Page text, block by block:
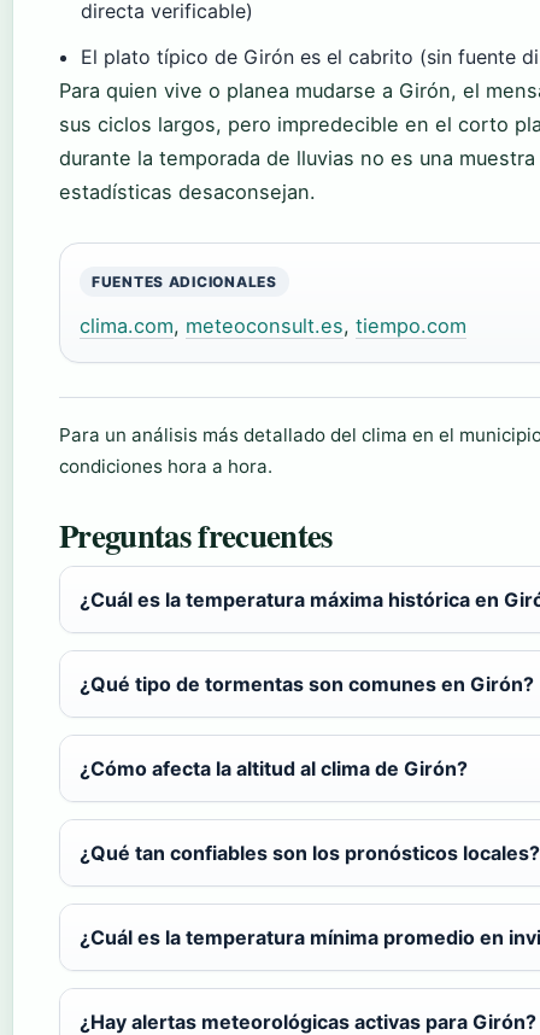
directa verificable)
El plato típico de Girón es el cabrito (sin fuente
Para quien vive o planea mudarse a Girón, el
sus ciclos largos, pero impredecible en el corto
durante la temporada de lluvias no es una
estadísticas desaconsejan.
FUENTES ADICIONALES
clima.com, meteoconsult.es, tiempo.com
Para un análisis más detallado del clima en el
condiciones hora a hora.
Preguntas frecuentes
¿Cuál es la temperatura máxima histórica en
¿Qué tipo de tormentas son comunes en Girón?
¿Cómo afecta la altitud al clima de Girón?
¿Qué tan confiables son los pronósticos locales?
¿Cuál es la temperatura mínima promedio en
¿Hay alertas meteorológicas activas para Girón?